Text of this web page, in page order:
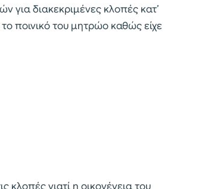
για διακεκριμένες κλοπές κατ’
ποινικό του μητρώο καθώς είχε
γιατί η οικογένεια του